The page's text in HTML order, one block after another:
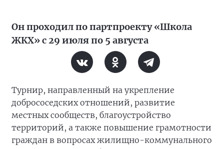
Он проходил по партпроекту «Школа
ЖКХ» с 29 июля по 5 августа
Турнир, направленный на укрепление
добрососедских отношений, развитие
местных сообществ, благоустройство
территорий, а также повышение грамотности
граждан в вопросах жилищно-коммунального